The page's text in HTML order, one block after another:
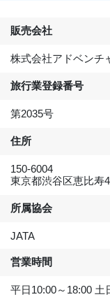
販売会社
株式会社アドベンチ
旅行業登録番号
第2035号
住所
150-6004
東京都渋谷区恵比寿
所属協会
JATA
営業時間
平日10:00～18:00 土